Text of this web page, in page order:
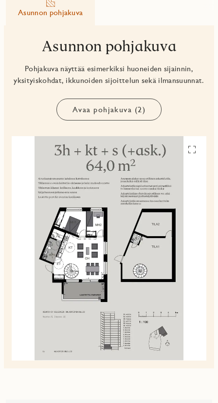
Asunnon pohjakuva
Asunnon pohjakuva
Pohjakuva näyttää esimerkiksi huoneiden sijainnin,
yksityiskohdat, ikkunoiden sijoittelun sekä ilmansuunnat.
Avaa pohjakuva (2)
Avaa